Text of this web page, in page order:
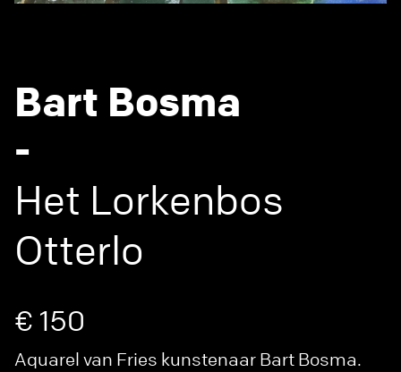
Bart Bosma
-
Het Lorkenbos
Otterlo
€ 150
Aquarel van Fries kunstenaar Bart Bosma.